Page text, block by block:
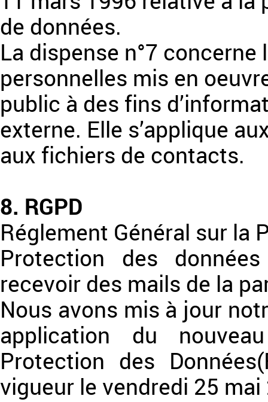
de données.
La dispense n°7
personnelles mis en
public à des fins
externe. Elle s’applique
aux fichiers de contacts.
8. RGPD
Réglement Général sur la
Protection des
recevoir des mails de la
Nous avons mis à jour
application du
Protection des
vigueur le vendredi 25 mai